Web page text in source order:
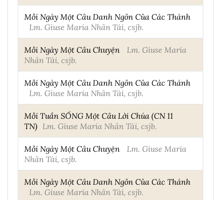
Mỗi Ngày Một Câu Danh Ngôn Của Các Thánh
Lm. Giuse Maria Nhân Tài, csjb.
Mỗi Ngày Một Câu Chuyện
Lm. Giuse Maria
Nhân Tài, csjb.
Mỗi Ngày Một Câu Danh Ngôn Của Các Thánh
Lm. Giuse Maria Nhân Tài, csjb.
Mỗi Tuần SỐNG Một Câu Lời Chúa (CN 11
TN) Lm. Giuse Maria Nhân Tài, csjb.
Mỗi Ngày Một Câu Chuyện
Lm. Giuse Maria
Nhân Tài, csjb.
Mỗi Ngày Một Câu Danh Ngôn Của Các Thánh
Lm. Giuse Maria Nhân Tài, csjb.